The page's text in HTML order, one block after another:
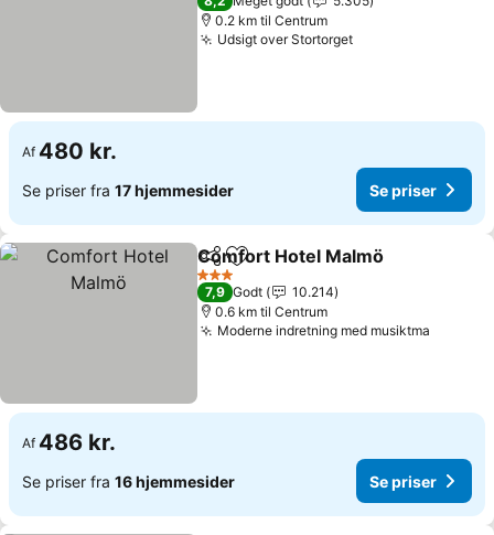
0.2 km til Centrum
Udsigt over StortorgetSe priser
Af 480 kr.
Se priser fra 17 hjemmesider Se priser
Del Føj til favoritter
Comfort Hotel Malmö
3 Stjerner
7,9 Godt
10.214
0.6 km til Centrum
Moderne indretning med musiktma
Af 486 kr.
Se priser fra 16 hjemmesider Se priser